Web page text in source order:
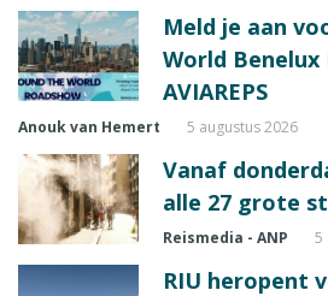
Meld je aan
World Benelux
AVIAREPS
Anouk van Hemert 5 augustus 2026
Vanaf
alle 27 grote
Reismedia - ANP 5
RIU heropent